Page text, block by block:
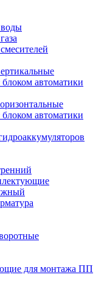
автоматики
автоматики
для монтажа ПП